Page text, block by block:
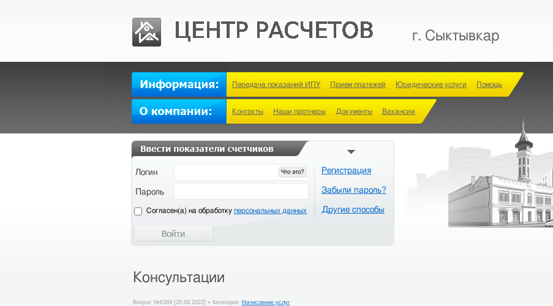
г. Сыктывкар
Контакты Наши партнеры Документы Вакансии
Передача показаний ИПУ Прием платежей Юридические услуги Помощь
Что это?
Логин Регистрация
Забыли пароль?
Другие способы
Пароль
Cогласен(а) на обработку персональных данных
Консультации
Вопрос №6369 [20.04.2022] » Категория: Начисление услуг